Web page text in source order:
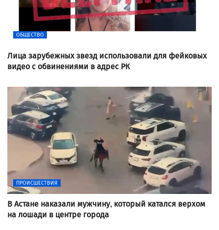
ОБЩЕСТВО
Лица зарубежных звезд использовали для фейковых
видео с обвинениями в адрес РК
ПРОИСШЕСТВИЯ
В Астане наказали мужчину, который катался верхом
на лошади в центре города